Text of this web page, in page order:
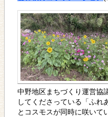
中野地区まちづくり運営協
してくださっている「ふれ
とコスモスが同時に咲いて